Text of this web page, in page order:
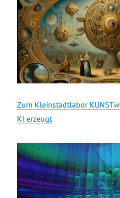
Zum Kleinstadtlabor KUNSTw
KI erzeugt